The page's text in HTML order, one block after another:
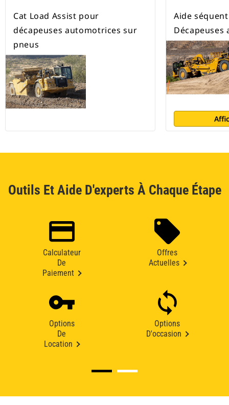
Cat Load Assist pour
décapeuses automotrices sur
pneus
Aide
Outils Et Aide D'experts À Chaque Étape
Calculateur
De
Paiement
Offres
Actuelles
Options
De
Location
Options
D'occasion